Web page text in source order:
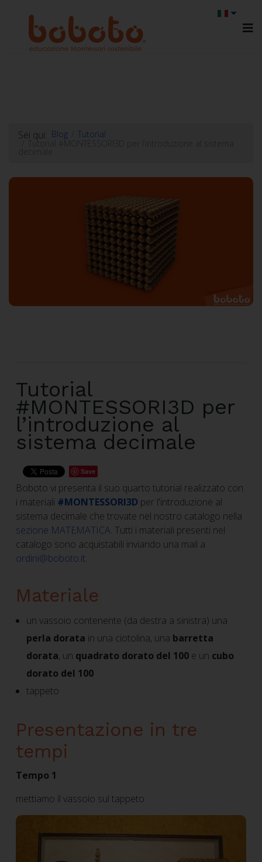
Sei qui: Blog
Tutorial
Tutorial #MONTESSORI3D per l’introduzione al sistema
Tutorial
#MONTESSORI3D per
l’introduzione al
sistema decimale
Save
Boboto vi presenta il suo quarto tutorial realizzato con
i materiali #MONTESSORI3D per l'introduzione al
sistema decimale che trovate nel nostro catalogo nella
sezione MATEMATICA. Tutti i materiali presenti nel
catalogo sono acquistabili inviando una mail a
ordini@boboto.it.
Materiale
un vassoio contenente (da destra a sinistra) una
perla dorata in una ciotolina, una barretta
dorata, un quadrato dorato del 100 e un cubo
dorato del 100
tappeto
Presentazione in tre
tempi
Tempo 1
mettiamo il vassoio sul tappeto